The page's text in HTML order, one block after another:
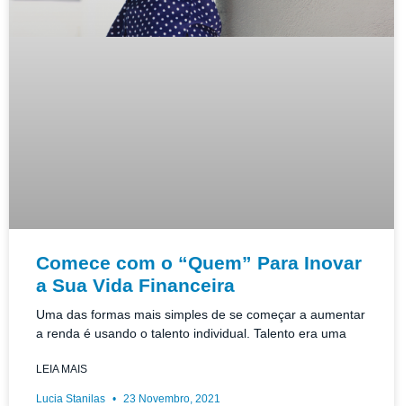
Comece com o “Quem” Para Inovar
a Sua Vida Financeira
Uma das formas mais simples de se começar a aumentar
a renda é usando o talento individual. Talento era uma
LEIA MAIS
Lucia Stanilas 23 Novembro, 2021